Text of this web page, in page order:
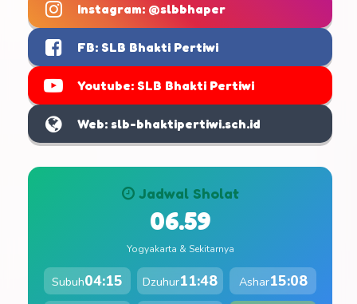
Instagram: @slbbhaper
FB: SLB Bhakti Pertiwi
Youtube: SLB Bhakti Pertiwi
Web: slb-bhaktipertiwi.sch.id
Jadwal Sholat
06.59
Yogyakarta & Sekitarnya
Subuh04:15 Dzuhur11:48 Ashar15:08